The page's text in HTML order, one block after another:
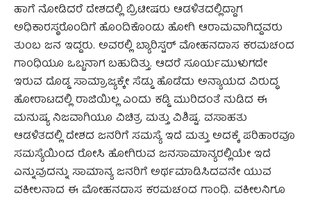
ಹಾಗೆ ನೋಡಿದರೆ ದೇಶದಲ್ಲಿ ಬ್ರಿಟೀಷರು ಆಡಳಿತದಲ್ಲಿದ್ದಾಗ
ಅಧಿಕಾರಸ್ಥರೊಂದಿಗೆ ಹೊಂದಿಕೊಂಡು ಹೋಗಿ ಆರಾಮವಾಗಿದ್ದವರು
ತುಂಬ ಜನ ಇದ್ದರು. ಅವರಲ್ಲಿ ಬ್ಯಾರಿಸ್ಟರ್ ಮೋಹನದಾಸ ಕರಮಚಂದ
ಗಾಂಧಿಯೂ ಒಬ್ಬನಾಗ ಬಹುದಿತ್ತು. ಆದರೆ ಸೂರ್ಯಮುಳುಗದೇ
ಇರುವ ದೊಡ್ಡ ಸಾಮ್ರಾಜ್ಯಕ್ಕೇ ಸೆಡ್ಡು ಹೊಡೆದು ಅನ್ಯಾಯದ ವಿರುದ್ಧ
ಹೋರಾಟದಲ್ಲಿ ರಾಜಿಯಿಲ್ಲ ಎಂದು ಕಡ್ಡಿ ಮುರಿದಂತೆ ನುಡಿದ ಈ
ಮನುಷ್ಯ ನಿಜವಾಗಿಯೂ ವಿಚಿತ್ರ ಮತ್ತು ವಿಶಿಷ್ಟ. ವಸಾಹತು
ಆಡಳಿತದಲ್ಲಿ ದೇಶದ ಜನರಿಗೆ ಸಮಸ್ಯೆ ಇದೆ ಮತ್ತು ಅದಕ್ಕೆ ಪರಿಹಾರವೂ
ಸಮಸ್ಯೆಯಿಂದ ರೋಸಿ ಹೋಗಿರುವ ಜನಸಾಮಾನ್ಯರಲ್ಲಿಯೇ ಇದೆ
ಎನ್ನುವುದನ್ನು ಸಾಮಾನ್ಯ ಜನರಿಗೆ ಅರ್ಥಮಾಡಿಸಿದವನೇ ಯುವ
ವಕೀಲನಾದ ಈ ಮೋಹನದಾಸ ಕರಮಚಂದ ಗಾಂಧಿ. ವಕೀಲನಿಗೂ